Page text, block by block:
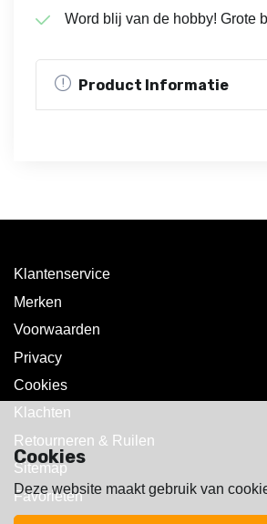
Word blij van de hobby! Grote
Product Informatie
Klantenservice
Merken
Voorwaarden
Privacy
Cookies
Klachten
Retourneren & Ruilen
Sitemap
Favorieten
Cookies
Deze website maakt gebruik van